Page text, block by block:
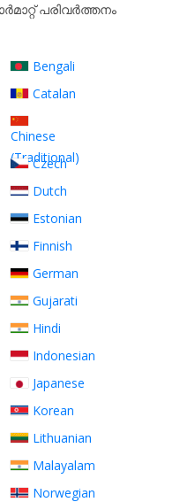
പരിവർത്തനം
Bengali
Catalan
Chinese
(Traditional)
Czech
Dutch
Estonian
Finnish
German
Gujarati
Hindi
Indonesian
Japanese
Korean
Lithuanian
Malayalam
Norwegian